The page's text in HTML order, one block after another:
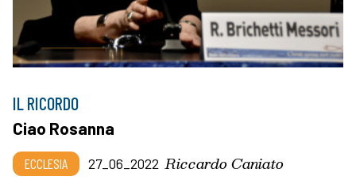
IL RICORDO
Ciao Rosanna
ECCLESIA 27_06_2022 Riccardo Caniato